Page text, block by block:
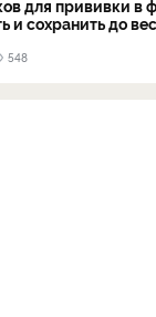
для прививки в
и сохранить до
548